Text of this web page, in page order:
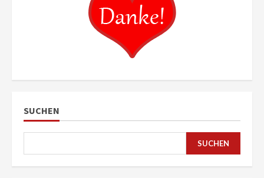
SUCHEN
SUCHEN